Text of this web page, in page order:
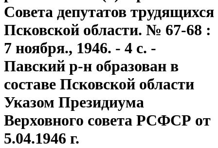
Совета депутатов трудящихся
Псковской области. № 67-68 :
7 ноября., 1946. - 4 с. -
Павский р-н образован в
составе Псковской области
Указом Президиума
Верховного совета РСФСР от
5.04.1946 г.